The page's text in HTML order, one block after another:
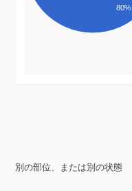
80%
別の部位、または別の状態